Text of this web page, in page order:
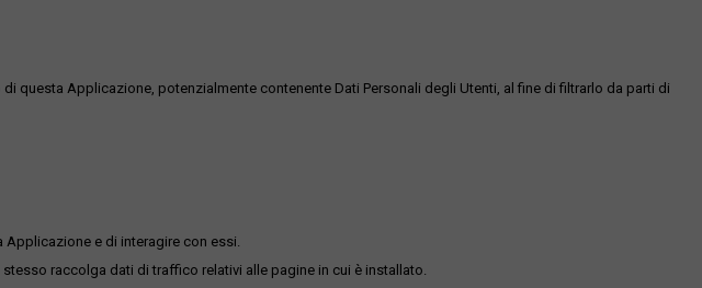
questa Applicazione, potenzialmente contenente Dati Personali degli Utenti, al fine di filtrarlo da parti di
e di interagire con essi.
raccolga dati di traffico relativi alle pagine in cui è installato.